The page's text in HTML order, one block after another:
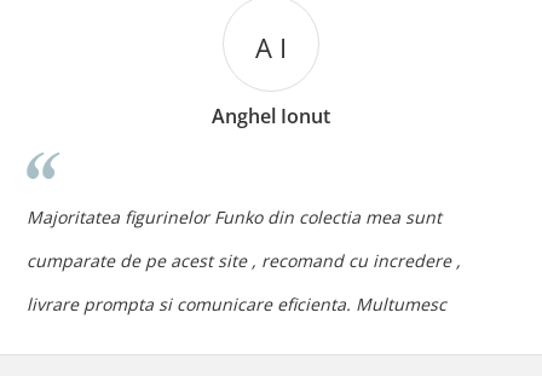
A I
Anghel Ionut
Majoritatea figurinelor Funko din colectia mea sunt
cumparate de pe acest site , recomand cu incredere ,
livrare prompta si comunicare eficienta. Multumesc